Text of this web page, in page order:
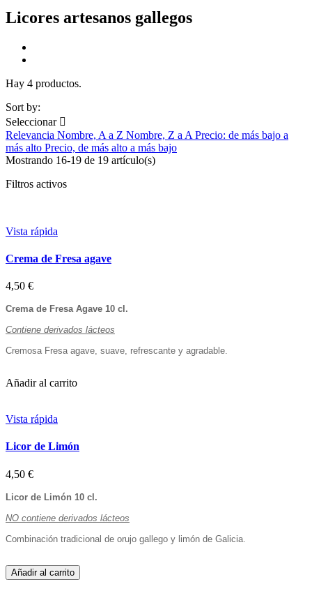
Licores artesanos gallegos
Hay 4 productos.
Sort by:
Seleccionar 
Relevancia Nombre, A a Z Nombre, Z a A Precio: de más bajo a
más alto Precio, de más alto a más bajo
Mostrando 16-19 de 19 artículo(s)
Filtros activos
Vista rápida
Crema de Fresa agave
4,50 €
Crema de Fresa Agave 10 cl.
Contiene derivados lácteos
Cremosa Fresa agave, suave, refrescante y agradable.
Añadir al carrito
Vista rápida
Licor de Limón
4,50 €
Licor de Limón 10 cl.
NO contiene derivados lácteos
Combinación tradicional de orujo gallego y limón de Galicia.
Añadir al carrito